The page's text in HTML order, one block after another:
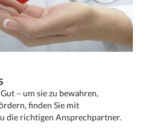
– um sie zu bewahren,
finden Sie mit
die richtigen Ansprechpartner.